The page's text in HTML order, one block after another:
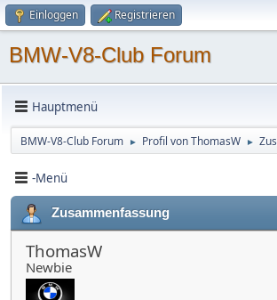
Einloggen Registrieren
BMW-V8-Club Forum
Hauptmenü
BMW-V8-Club Forum ► Profil von ThomasW ►
-Menü
Zusammenfassung
ThomasW
Newbie